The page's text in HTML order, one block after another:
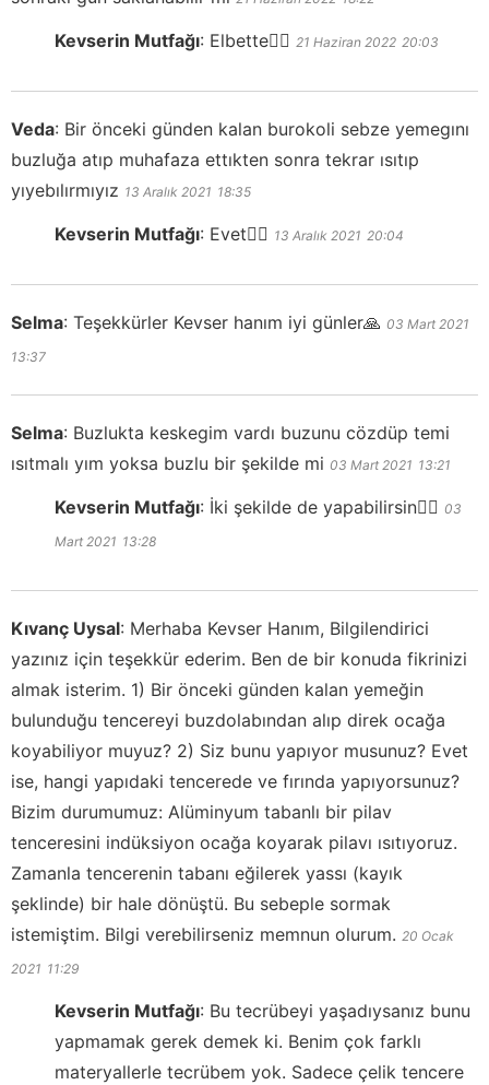
Kevserin Mutfağı: Elbette👍🏻 21 Haziran 2022 20:03
Veda: Bir önceki günden kalan burokoli sebze yemegını
buzluğa atıp muhafaza ettıkten sonra tekrar ısıtıp
yıyebılırmıyız 13 Aralık 2021 18:35
Kevserin Mutfağı: Evet👍🏻 13 Aralık 2021 20:04
Selma: Teşekkürler Kevser hanım iyi günler🙏 03 Mart 2021
13:37
Selma: Buzlukta keskegim vardı buzunu cözdüp temi
ısıtmalı yım yoksa buzlu bir şekilde mi 03 Mart 2021 13:21
Kevserin Mutfağı: İki şekilde de yapabilirsin👍🏻 03
Mart 2021 13:28
Kıvanç Uysal: Merhaba Kevser Hanım, Bilgilendirici
yazınız için teşekkür ederim. Ben de bir konuda fikrinizi
almak isterim. 1) Bir önceki günden kalan yemeğin
bulunduğu tencereyi buzdolabından alıp direk ocağa
koyabiliyor muyuz? 2) Siz bunu yapıyor musunuz? Evet
ise, hangi yapıdaki tencerede ve fırında yapıyorsunuz?
Bizim durumumuz: Alüminyum tabanlı bir pilav
tenceresini indüksiyon ocağa koyarak pilavı ısıtıyoruz.
Zamanla tencerenin tabanı eğilerek yassı (kayık
şeklinde) bir hale dönüştü. Bu sebeple sormak
istemiştim. Bilgi verebilirseniz memnun olurum. 20 Ocak
2021 11:29
Kevserin Mutfağı: Bu tecrübeyi yaşadıysanız bunu
yapmamak gerek demek ki. Benim çok farklı
materyallerle tecrübem yok. Sadece çelik tencere